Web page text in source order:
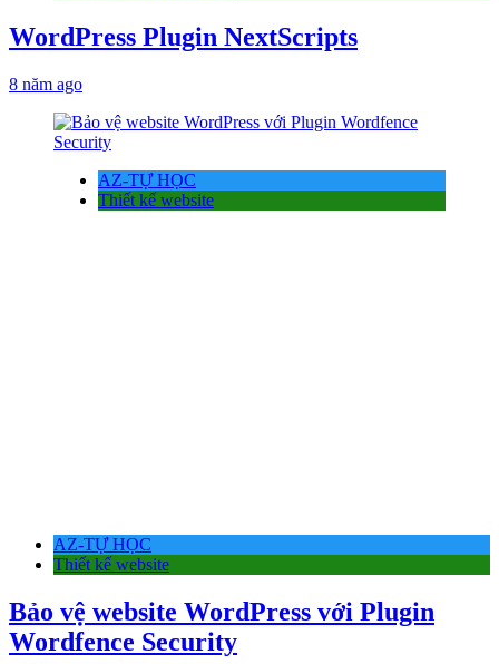
WordPress Plugin NextScripts
8 năm ago
AZ-TỰ HỌC
Thiết kế website
AZ-TỰ HỌC
Thiết kế website
Bảo vệ website WordPress với Plugin
Wordfence Security